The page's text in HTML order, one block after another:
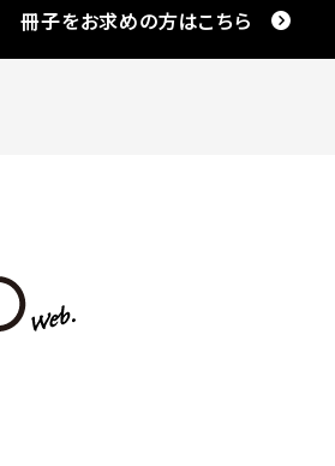
冊子をお求めの方はこちら